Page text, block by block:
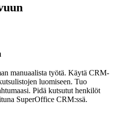
manuaalista työtä. Käytä CRM-
luomiseen. Tuo
Pidä kutsutut henkilöt
SuperOffice CRM:ssä.